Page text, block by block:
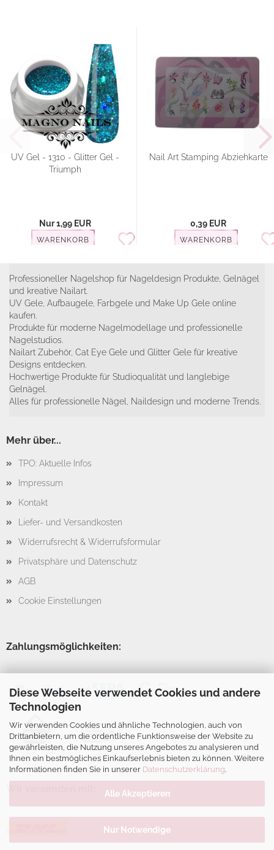
Diese Webseite verwendet Cookies und andere
Technologien
Wir verwenden Cookies und ähnliche Technologien, auch von
Drittanbietern, um die ordentliche Funktionsweise der Website zu
gewährleisten, die Nutzung unseres Angebotes zu analysieren und
Ihnen ein bestmögliches Einkaufserlebnis bieten zu können. Weitere
Informationen finden Sie in unserer Datenschutzerklärung.
Alle Akzeptieren
Nur Notwendige
UV Gel - 1310 - Glitter Gel -
Triumph
Nur 1,99 EUR
WARENKORB
Nail Art Stamping Abziehkarte
0,39 EUR
WARENKORB
Professioneller Nagelshop für Nageldesign Produkte, Gelnägel
und kreative Nailart.
UV Gele, Aufbaugele, Farbgele und Make Up Gele online
kaufen.
Produkte für moderne Nagelmodellage und professionelle
Nagelstudios.
Nailart Zubehör, Cat Eye Gele und Glitter Gele für kreative
Designs entdecken.
Hochwertige Produkte für Studioqualität und langlebige
Gelnägel.
Alles für professionelle Nägel, Naildesign und moderne Trends.
Mehr über...
TPO: Aktuelle Infos
Impressum
Kontakt
Liefer- und Versandkosten
Widerrufsrecht & Widerrufsformular
Privatsphäre und Datenschutz
AGB
Cookie Einstellungen
Zahlungsmöglichkeiten: